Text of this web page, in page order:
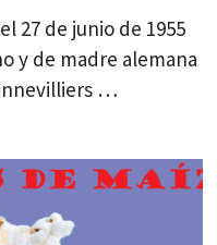
27 de junio de 1955
y de madre alemana
…